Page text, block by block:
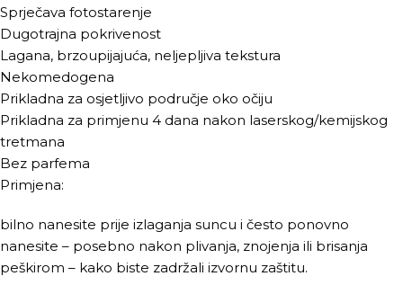
Sprječava fotostarenje
Dugotrajna pokrivenost
Lagana, brzoupijajuća, neljepljiva tekstura
Nekomedogena
Prikladna za osjetljivo područje oko očiju
Prikladna za primjenu 4 dana nakon laserskog/kemijskog
tretmana
Bez parfema
Primjena:
bilno nanesite prije izlaganja suncu i često ponovno
nanesite – posebno nakon plivanja, znojenja ili brisanja
peškirom – kako biste zadržali izvornu zaštitu.